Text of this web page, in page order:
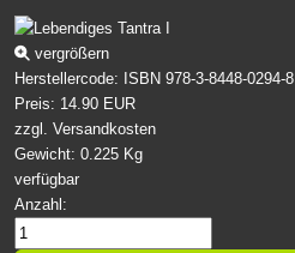
vergrößern
Herstellercode: ISBN 978-3-8448-0294-8
Preis: 14.90 EUR
zzgl. Versandkosten
Gewicht: 0.225 Kg
verfügbar
Anzahl: